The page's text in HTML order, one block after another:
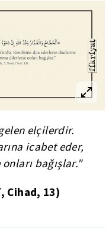
elçilerdir.
icabet eder,
bağışlar."
Cihad, 13)